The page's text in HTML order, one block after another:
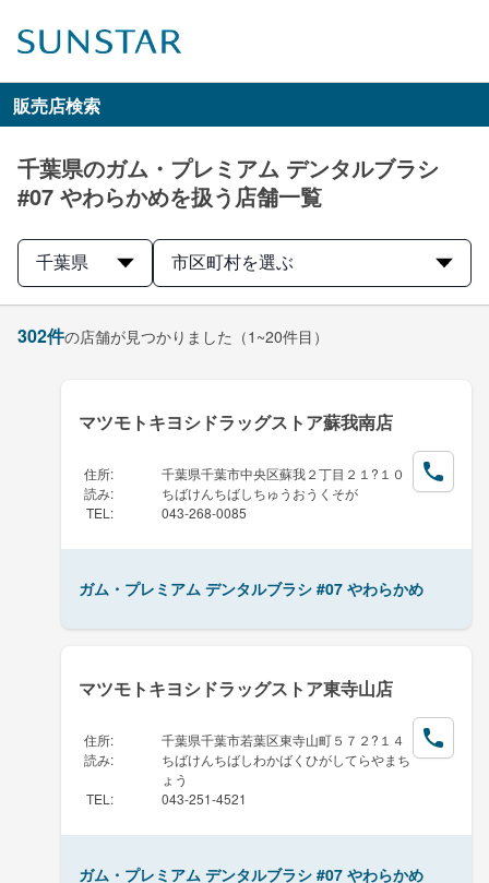
販売店検索
千葉県のガム・プレミアム デンタルブラシ
#07 やわらかめを扱う店舗一覧
千葉県 市区町村を選ぶ
302件の店舗が見つかりました （1~20件目）
マツモトキヨシドラッグストア蘇我南店
住所:
千葉県千葉市中央区蘇我２丁目２１?１０
読み:
ちばけんちばしちゅうおうくそが
TEL : 043-268-0085
ガム・プレミアム デンタルブラシ #07 やわらかめ
マツモトキヨシドラッグストア東寺山店
住所:
千葉県千葉市若葉区東寺山町５７２?１４
読み:
ちばけんちばしわかばくひがしてらやまち
ょう
TEL : 043-251-4521
ガム・プレミアム デンタルブラシ #07 やわらかめ